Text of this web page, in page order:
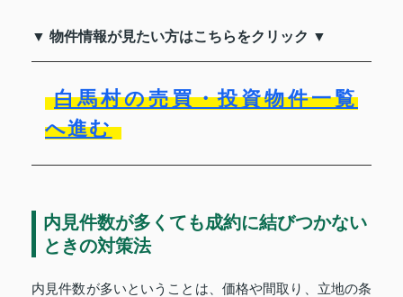
▼ 物件情報が見たい方はこちらをクリック ▼
白馬村の売買・投資物件一覧
へ進む
内見件数が多くても成約に結びつかない
ときの対策法
内見件数が多いということは、価格や間取り、立地の条